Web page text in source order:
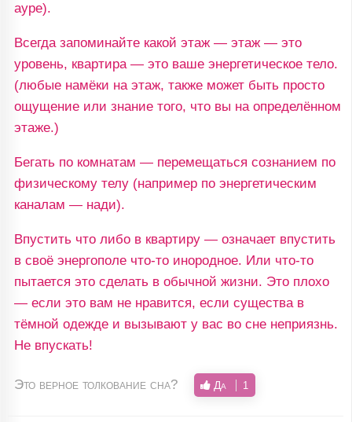
ауре).
Всегда запоминайте какой этаж — этаж — это
уровень, квартира — это ваше энергетическое тело.
(любые намёки на этаж, также может быть просто
ощущение или знание того, что вы на определённом
этаже.)
Бегать по комнатам — перемещаться сознанием по
физическому телу (например по энергетическим
каналам — нади).
Впустить что либо в квартиру — означает впустить
в своё энергополе что-то инородное. Или что-то
пытается это сделать в обычной жизни. Это плохо
— если это вам не нравится, если существа в
тёмной одежде и вызывают у вас во сне неприязнь.
Не впускать!
Это верное толкование сна? Да 1